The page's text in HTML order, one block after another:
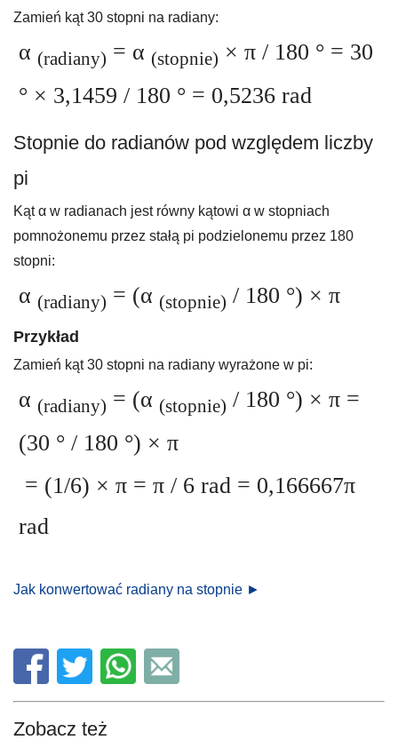
Zamień kąt 30 stopni na radiany:
α (radiany) = α (stopnie) × π / 180 ° = 30
° × 3,1459 / 180 ° = 0,5236 rad
Stopnie do radianów pod względem liczby
pi
Kąt α w radianach jest równy kątowi α w stopniach
pomnożonemu przez stałą pi podzielonemu przez 180
stopni:
α (radiany) = (α (stopnie) / 180 °) × π
Przykład
Zamień kąt 30 stopni na radiany wyrażone w pi:
α (radiany) = (α (stopnie) / 180 °) × π =
(30 ° / 180 °) × π
= (1/6) × π = π / 6 rad = 0,166667π
rad
Jak konwertować radiany na stopnie ►
Zobacz też